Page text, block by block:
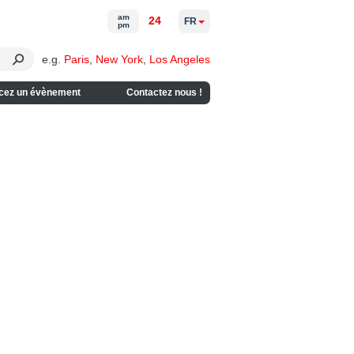
e.g. Paris New York Los Angeles
un évènement Contactez nous !
am
pm
24 FR